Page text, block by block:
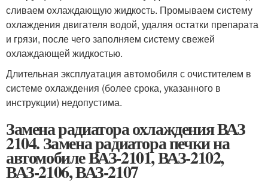
сливаем охлаждающую жидкость. Промываем систему
охлаждения двигателя водой, удаляя остатки препарата
и грязи, после чего заполняем систему свежей
охлаждающей жидкостью.
Длительная эксплуатация автомобиля с очистителем в
системе охлаждения (более срока, указанного в
инструкции) недопустима.
Замена радиатора охлаждения ВАЗ
2104. Замена радиатора печки на
автомобиле ВАЗ-2101, ВАЗ-2102,
ВАЗ-2106, ВАЗ-2107